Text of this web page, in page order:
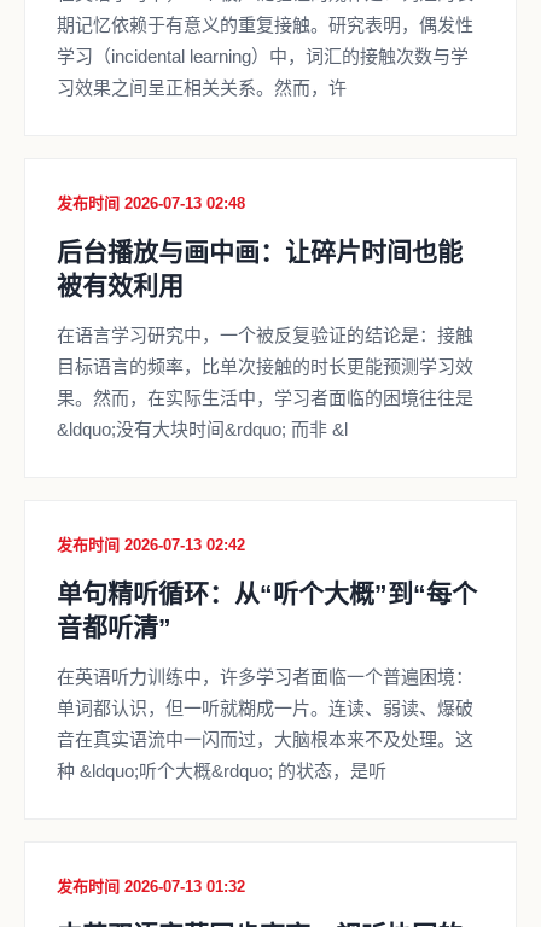
期记忆依赖于有意义的重复接触。研究表明，偶发性
学习（incidental learning）中，词汇的接触次数与学
习效果之间呈正相关关系。然而，许
发布时间 2026-07-13 02:48
后台播放与画中画：让碎片时间也能
被有效利用
在语言学习研究中，一个被反复验证的结论是：接触
目标语言的频率，比单次接触的时长更能预测学习效
果。然而，在实际生活中，学习者面临的困境往往是
&ldquo;没有大块时间&rdquo; 而非 &l
发布时间 2026-07-13 02:42
单句精听循环：从“听个大概”到“每个
音都听清”
在英语听力训练中，许多学习者面临一个普遍困境：
单词都认识，但一听就糊成一片。连读、弱读、爆破
音在真实语流中一闪而过，大脑根本来不及处理。这
种 &ldquo;听个大概&rdquo; 的状态，是听
发布时间 2026-07-13 01:32